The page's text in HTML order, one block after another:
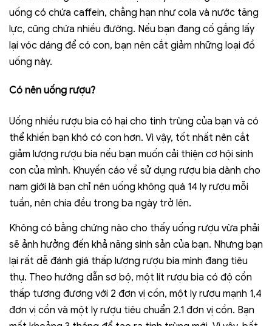
uống có chứa caffein, chẳng hạn như cola và nước tăng
lực, cũng chứa nhiều đường. Nếu bạn đang cố gắng lấy
lại vóc dáng để có con, bạn nên cắt giảm những loại đồ
uống này.
Có nên uống rượu?
Uống nhiều rượu bia có hại cho tinh trùng của bạn và có
thể khiến bạn khó có con hơn. Vì vậy, tốt nhất nên cắt
giảm lượng rượu bia nếu bạn muốn cải thiện cơ hội sinh
con của mình. Khuyến cáo về sử dụng rượu bia dành cho
nam giới là bạn chỉ nên uống không quá 14 ly rượu mỗi
tuần, nên chia đều trong ba ngày trở lên.
Không có bằng chứng nào cho thấy uống rượu vừa phải
sẽ ảnh hưởng đến khả năng sinh sản của bạn. Nhưng bạn
lại rất dễ đánh giá thấp lượng rượu bia mình đang tiêu
thụ. Theo hướng dẫn sơ bộ, một lít rượu bia có độ cồn
thấp tương đương với 2 đơn vị cồn, một ly rượu mạnh 1,4
đơn vị cồn và một ly rượu tiêu chuẩn 2.1 đơn vị cồn. Bạn